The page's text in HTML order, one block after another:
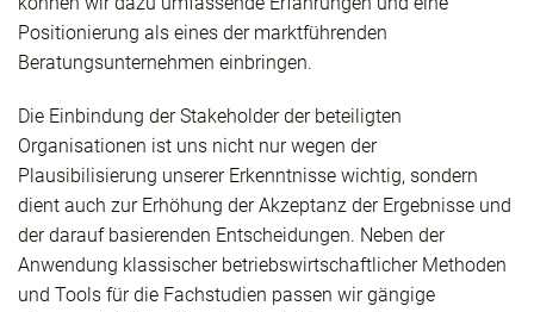
Positionierung als eines der marktführenden
Beratungsunternehmen einbringen.
Die Einbindung der Stakeholder der beteiligten
Organisationen ist uns nicht nur wegen der
Plausibilisierung unserer Erkenntnisse wichtig, sondern
dient auch zur Erhöhung der Akzeptanz der Ergebnisse und
der darauf basierenden Entscheidungen. Neben der
Anwendung klassischer betriebswirtschaftlicher Methoden
und Tools für die Fachstudien passen wir gängige